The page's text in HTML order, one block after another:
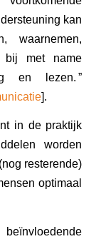
kan
waarnemen,
bij met name
en lezen. ”
].
in de praktijk
worden
resterende)
optimaal